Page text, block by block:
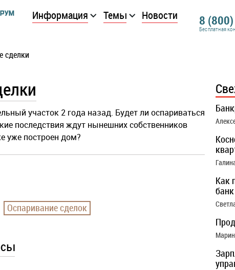
Информация Темы Новости 8
Бесплатная
сделки
участок 2 года назад. Будет ли оспариваться
последствия ждут нынешних собственников
уже построен дом?
Оспаривание сделок
Как